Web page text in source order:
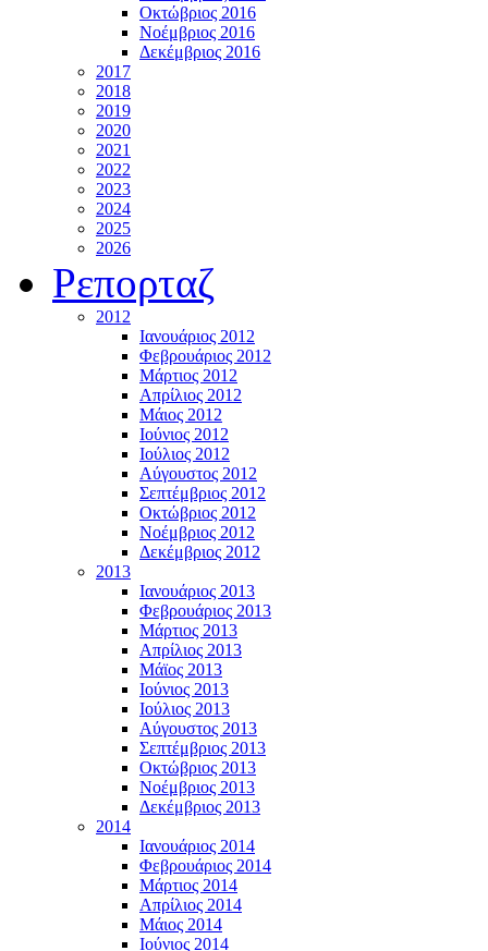
Οκτώβριος 2016
Νοέμβριος 2016
Δεκέμβριος 2016
2017
2018
2019
2020
2021
2022
2023
2024
2025
2026
Ρεπορταζ
2012
Ιανουάριος 2012
Φεβρουάριος 2012
Μάρτιος 2012
Απρίλιος 2012
Μάιος 2012
Ιούνιος 2012
Ιούλιος 2012
Αύγουστος 2012
Σεπτέμβριος 2012
Οκτώβριος 2012
Νοέμβριος 2012
Δεκέμβριος 2012
2013
Ιανουάριος 2013
Φεβρουάριος 2013
Μάρτιος 2013
Απρίλιος 2013
Μάϊος 2013
Ιούνιος 2013
Ιούλιος 2013
Αύγουστος 2013
Σεπτέμβριος 2013
Οκτώβριος 2013
Νοέμβριος 2013
Δεκέμβριος 2013
2014
Ιανουάριος 2014
Φεβρουάριος 2014
Μάρτιος 2014
Απρίλιος 2014
Μάιος 2014
Ιούνιος 2014